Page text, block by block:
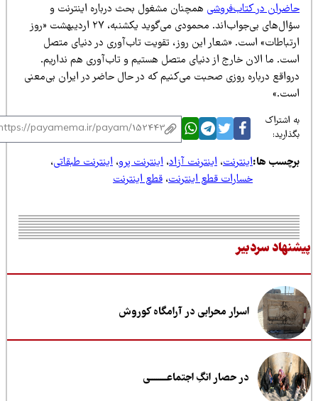
در کتاب‌فروشیهمچنان مشغول بحث درباره اینترنت و
سؤال‌های بی‌جواب‌اند. محمودی می‌گوید یکشنبه، ۲۷ اردیبهشت «روز
است. «شعار این روز، تقویت تاب‌آوری در دنیای متصل
ما الان خارج از دنیای متصل هستیم و تاب‌آوری هم نداریم.
درباره روزی صحبت می‌کنیم که در حال حاضر در ایران بی‌معنی
اشتراک
ها:اینترنت،اینترنت آزاد،اینترنت پرو،اینترنت طبقاتی،
خسارات قطع اینترنت،قطع اینترنت
سردبیر
اسرار محرابی در آرامگاه کوروش
در حصار انگِ اجتماعــــــــی